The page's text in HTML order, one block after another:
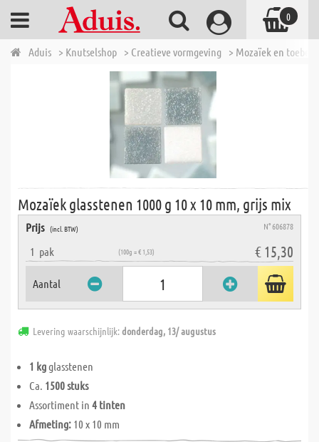
Aduis > Knutselshop > Creatieve vormgeving > Mozaïek en
Mozaïek glasstenen 1000 g 10 x 10 mm, grijs mix
Prijs (incl. BTW) N° 606878
1 pak (100g = € 1,53) € 15,30
Aantal
Levering waarschijnlijk:donderdag, 13/ augustus
1 kgglasstenen
Ca. 1500 stuks
Assortiment in 4 tinten
Afmeting: 10 x 10 mm
0